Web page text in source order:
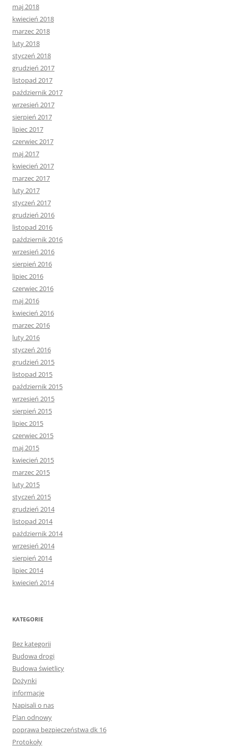
maj 2018
kwiecień 2018
marzec 2018
luty 2018
styczeń 2018
grudzień 2017
listopad 2017
październik 2017
wrzesień 2017
sierpień 2017
lipiec 2017
czerwiec 2017
maj 2017
kwiecień 2017
marzec 2017
luty 2017
styczeń 2017
grudzień 2016
listopad 2016
październik 2016
wrzesień 2016
sierpień 2016
lipiec 2016
czerwiec 2016
maj 2016
kwiecień 2016
marzec 2016
luty 2016
styczeń 2016
grudzień 2015
listopad 2015
październik 2015
wrzesień 2015
sierpień 2015
lipiec 2015
czerwiec 2015
maj 2015
kwiecień 2015
marzec 2015
luty 2015
styczeń 2015
grudzień 2014
listopad 2014
październik 2014
wrzesień 2014
sierpień 2014
lipiec 2014
kwiecień 2014
KATEGORIE
Bez kategorii
Budowa drogi
Budowa świetlicy
Dożynki
informacje
Napisali o nas
Plan odnowy
poprawa bezpieczeństwa dk 16
Protokoły